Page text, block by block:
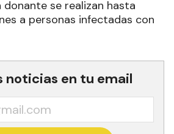
donante se realizan hasta
a personas infectadas con
noticias en tu email